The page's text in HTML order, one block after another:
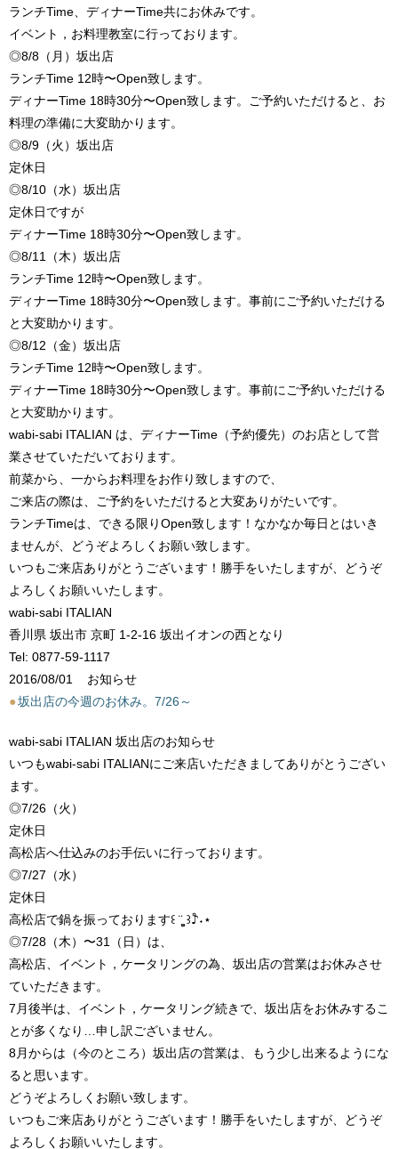
ランチTime、ディナーTime共にお休みです。
イベント，お料理教室に行っております。
◎8/8（月）坂出店
ランチTime 12時〜Open致します。
ディナーTime 18時30分〜Open致します。ご予約いただけると、お
料理の準備に大変助かります。
◎8/9（火）坂出店
定休日
◎8/10（水）坂出店
定休日ですが
ディナーTime 18時30分〜Open致します。
◎8/11（木）坂出店
ランチTime 12時〜Open致します。
ディナーTime 18時30分〜Open致します。事前にご予約いただける
と大変助かります。
◎8/12（金）坂出店
ランチTime 12時〜Open致します。
ディナーTime 18時30分〜Open致します。事前にご予約いただける
と大変助かります。
wabi-sabi ITALIAN は、ディナーTime（予約優先）のお店として営
業させていただいております。
前菜から、一からお料理をお作り致しますので、
ご来店の際は、ご予約をいただけると大変ありがたいです。
ランチTimeは、できる限りOpen致します！なかなか毎日とはいき
ませんが、どうぞよろしくお願い致します。
いつもご来店ありがとうございます！勝手をいたしますが、どうぞ
よろしくお願いいたします。
wabi-sabi ITALIAN
香川県 坂出市 京町 1-2-16 坂出イオンの西となり
Tel: 0877-59-1117
2016/08/01
お知らせ
●坂出店の今週のお休み。7/26～
wabi-sabi ITALIAN 坂出店のお知らせ
いつもwabi-sabi ITALIANにご来店いただきましてありがとうござい
ます。
◎7/26（火）
定休日
高松店へ仕込みのお手伝いに行っております。
◎7/27（水）
定休日
高松店で鍋を振っております꒰ ¨̮͚ ꒱♪ْ˖⋆
◎7/28（木）〜31（日）は、
高松店、イベント，ケータリングの為、坂出店の営業はお休みさせ
ていただきます。
7月後半は、イベント，ケータリング続きで、坂出店をお休みするこ
とが多くなり…申し訳ございません。
8月からは（今のところ）坂出店の営業は、もう少し出来るようにな
ると思います。
どうぞよろしくお願い致します。
いつもご来店ありがとうございます！勝手をいたしますが、どうぞ
よろしくお願いいたします。